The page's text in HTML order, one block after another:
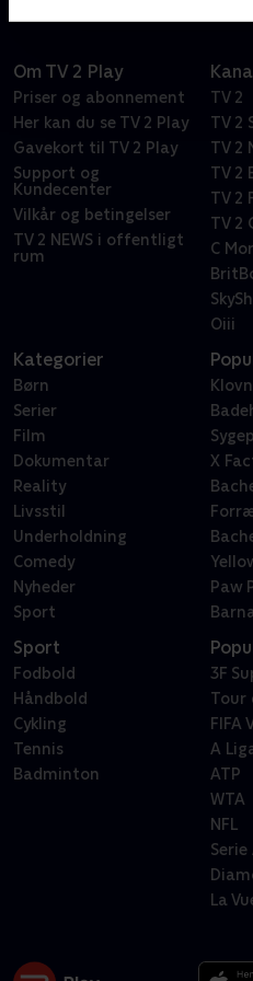
Om TV 2 Play
Priser og abonnement
Her kan du se TV 2 Play
Gavekort til TV 2 Play
Support og
Kundecenter
Vilkår og betingelser
TV 2 NEWS i offentligt
rum
TV 2
TV 2
TV 2
TV 2
TV 2
TV 2
C
Oiii
Kategorier
Børn
Serier
Film
Dokumentar
Reality
Livsstil
Underholdning
Comedy
Nyheder
Sport
Klovn
X
Paw
Sport
Fodbold
Håndbold
Cykling
Tennis
Badminton
3F
Tour
FIFA
A
ATP
WTA
NFL
Serie
La